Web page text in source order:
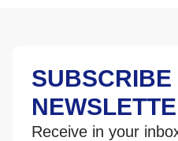
SUBSCRIBE
Receive in your